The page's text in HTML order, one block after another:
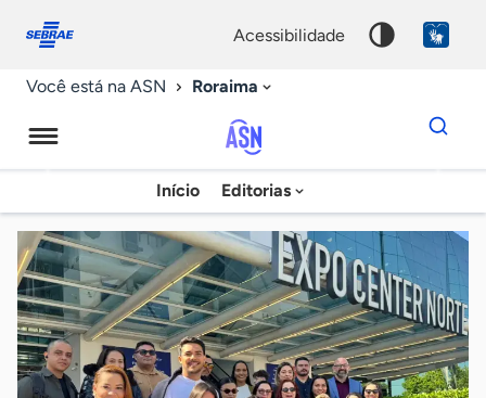
conosco
acessibilidade
Você está na ASN Roraima
Agência
Sebrae
de
Notícias
Início Editorias
Dados
para
chave